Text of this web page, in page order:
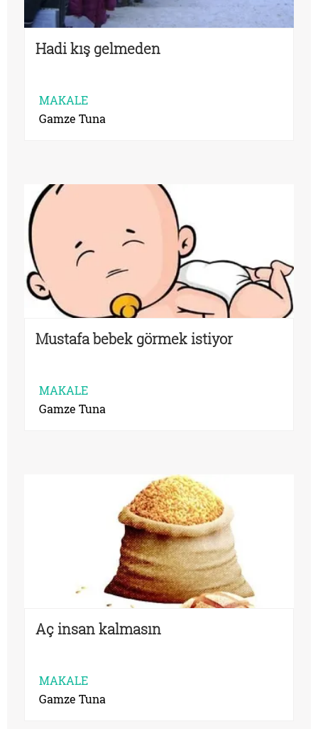
Hadi kış gelmeden
MAKALE
Gamze Tuna
Mustafa bebek görmek istiyor
MAKALE
Gamze Tuna
Aç insan kalmasın
MAKALE
Gamze Tuna